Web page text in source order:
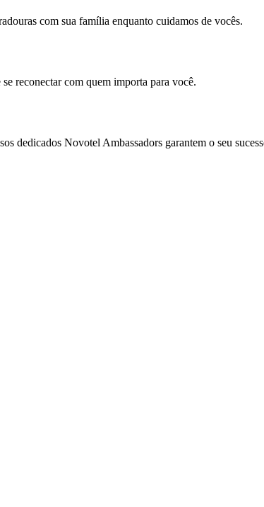
com sua família enquanto cuidamos de vocês.
reconectar com quem importa para você.
dedicados Novotel Ambassadors garantem o seu